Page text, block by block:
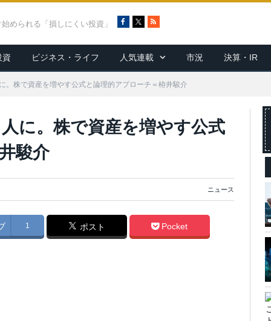
められる「損しにくい投資」
c
e
b
o
R
S
資 ビジネス・ライフ 人気連載 市況 決算・IR
。株で資産を増やす公式と論理的アプローチ＝栫井駿介
に。株で資産を増やす公式
駿介
ニュース
1 ポスト Pocket